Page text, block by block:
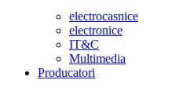
electrocasnice
electronice
IT&C
Multimedia
Producatori